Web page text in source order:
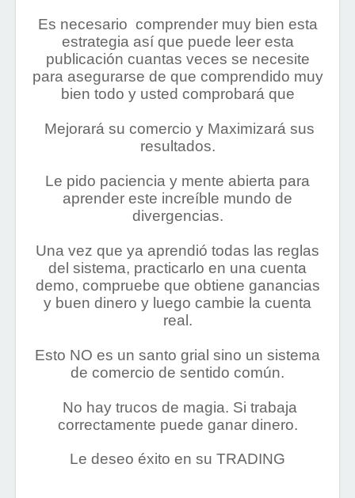
Es necesario comprender muy bien esta
estrategia así que puede leer esta
publicación cuantas veces se necesite
para asegurarse de que comprendido muy
bien todo y usted comprobará que
Mejorará su comercio y Maximizará sus
resultados.
Le pido paciencia y mente abierta para
aprender este increíble mundo de
divergencias.
Una vez que ya aprendió todas las reglas
del sistema, practicarlo en una cuenta
demo, compruebe que obtiene ganancias
y buen dinero y luego cambie la cuenta
real.
Esto NO es un santo grial sino un sistema
de comercio de sentido común.
No hay trucos de magia. Si trabaja
correctamente puede ganar dinero.
Le deseo éxito en su TRADING